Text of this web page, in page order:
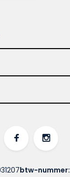
btw-nummer: